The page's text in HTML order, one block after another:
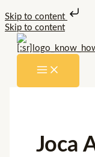
Skip to content
Skip to content
Joca